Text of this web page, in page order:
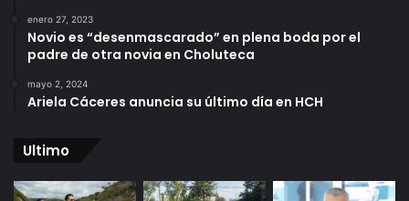
enero 27, 2023
Novio es “desenmascarado” en plena boda por el
padre de otra novia en Choluteca
mayo 2, 2024
Ariela Cáceres anuncia su último día en HCH
Ultimo